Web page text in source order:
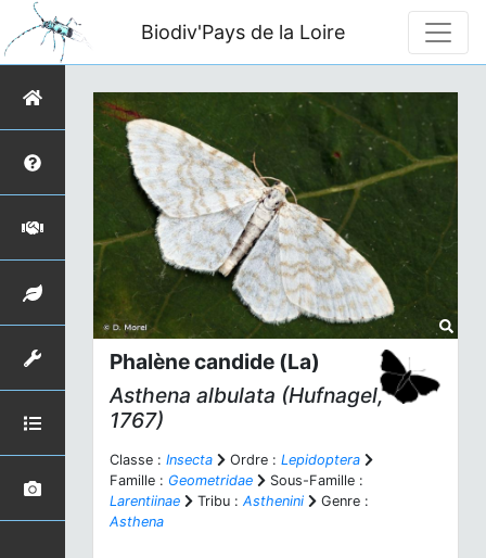
Biodiv'Pays de la Loire
Phalène candide (La)
Asthena albulata (Hufnagel,
1767)
Classe : Insecta Ordre : Lepidoptera
Famille : Geometridae
Sous-Famille :
Larentiinae
Tribu : Asthenini
Genre :
Asthena